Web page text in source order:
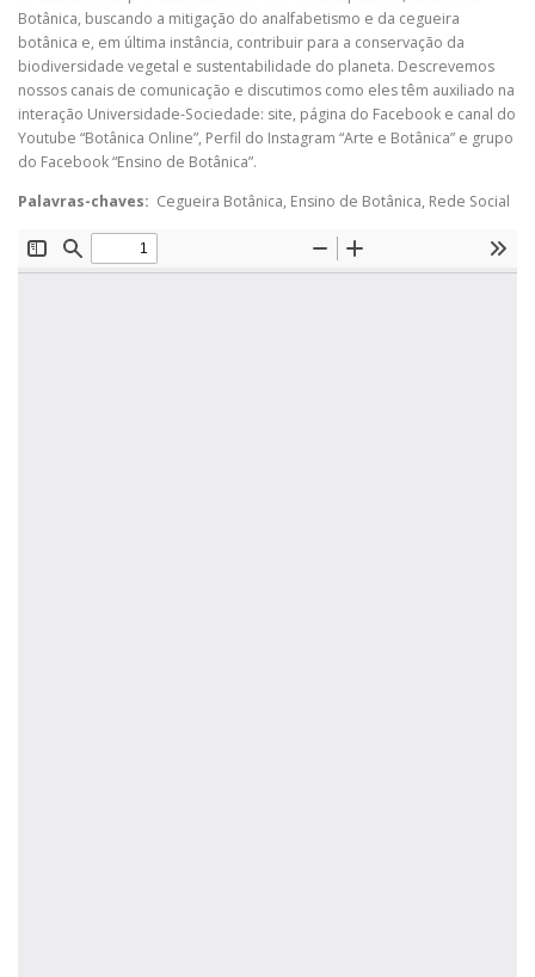
Botânica, buscando a mitigação do analfabetismo e da cegueira
botânica e, em última instância, contribuir para a conservação da
biodiversidade vegetal e sustentabilidade do planeta. Descrevemos
nossos canais de comunicação e discutimos como eles têm auxiliado na
interação Universidade-Sociedade: site, página do Facebook e canal do
Youtube “Botânica Online”, Perfil do Instagram “Arte e Botânica” e grupo
do Facebook “Ensino de Botânica”.
Palavras-chaves: Cegueira Botânica, Ensino de Botânica, Rede Social